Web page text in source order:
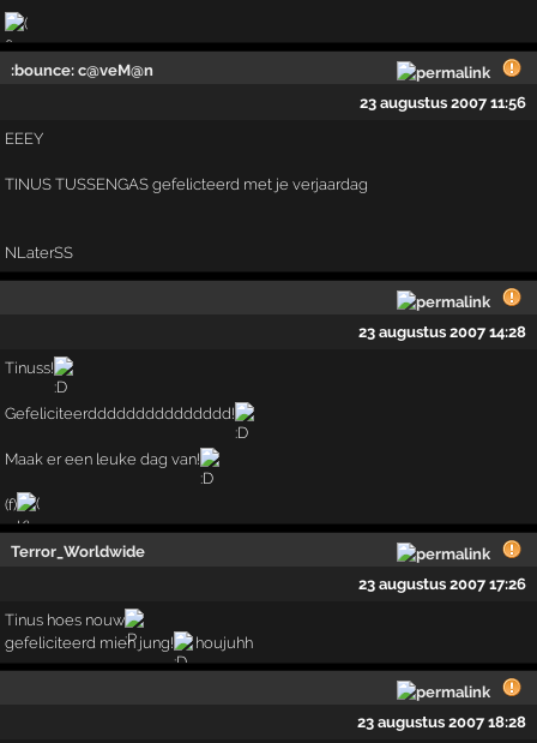
:bounce: c@veM@n
23 augustus 2007 11:56
EEEY
TINUS TUSSENGAS gefelicteerd met je verjaardag
NLaterSS
23 augustus 2007 14:28
Tinuss!
Gefeliciteerddddddddddddddd!
Maak er een leuke dag van!
(f)
Terror_Worldwide
23 augustus 2007 17:26
Tinus hoes nouw
gefeliciteerd mien jung!
houjuhh
23 augustus 2007 18:28